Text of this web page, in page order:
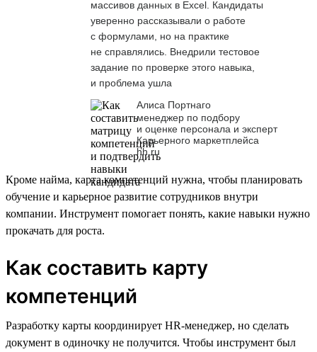
массивов данных в Excel. Кандидаты
уверенно рассказывали о работе
с формулами, но на практике
не справлялись. Внедрили тестовое
задание по проверке этого навыка,
и проблема ушла
Алиса Портнаго
менеджер по подбору
и оценке персонала и эксперт
Карьерного маркетплейса
hh.ru
Кроме найма, карта компетенций нужна, чтобы планировать
обучение и карьерное развитие сотрудников внутри
компании. Инструмент помогает понять, какие навыки нужно
прокачать для роста.
Как составить карту
компетенций
Разработку карты координирует HR-менеджер, но сделать
документ в одиночку не получится. Чтобы инструмент был